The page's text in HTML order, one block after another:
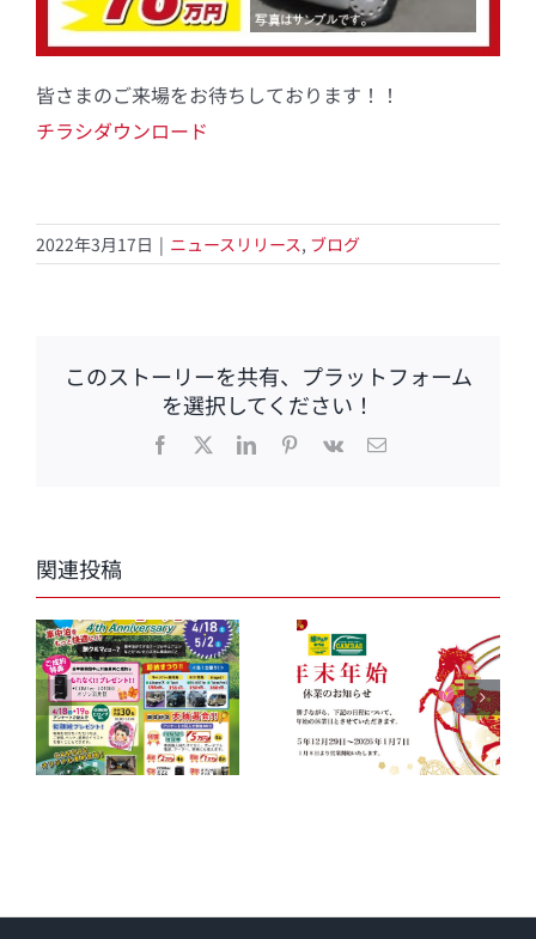
皆さまのご来場をお待ちしております！！
チラシダウンロード
2022年3月17日 | ニュースリリース, ブログ
このストーリーを共有、プラットフォーム
を選択してください！
Facebook
X LinkedInPinterest
Vk
電
関連投稿